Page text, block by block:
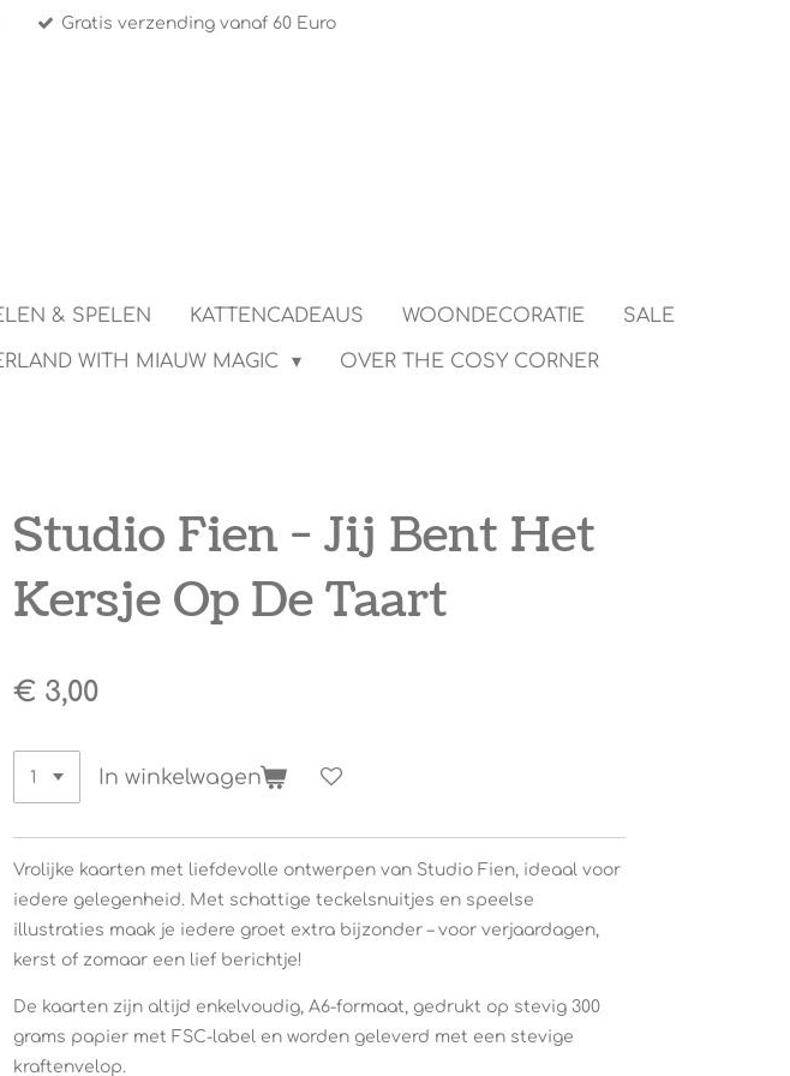
Gratis verzending vanaf 60 Euro
& SPELEN KATTENCADEAUS WOONDECORATIE SALE
WITH MIAUW MAGIC OVER THE COSY CORNER
Studio Fien - Jij Bent Het
Kersje Op De Taart
€ 3,00
In winkelwagen
Vrolijke kaarten met liefdevolle ontwerpen van Studio Fien, ideaal voor
iedere gelegenheid. Met schattige teckelsnuitjes en speelse
illustraties maak je iedere groet extra bijzonder – voor verjaardagen,
kerst of zomaar een lief berichtje!
De kaarten zijn altijd enkelvoudig, A6-formaat, gedrukt op stevig 300
grams papier met FSC-label en worden geleverd met een stevige
kraftenvelop.